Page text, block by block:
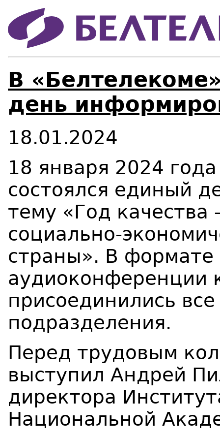
В
день
18.01.2024
18 января 2024
состоялся единый
тему «Год качества
социально-
страны». В формате
аудиоконференции
присоединились
подразделения.
Перед трудовым
выступил Андрей
директора
Национальной